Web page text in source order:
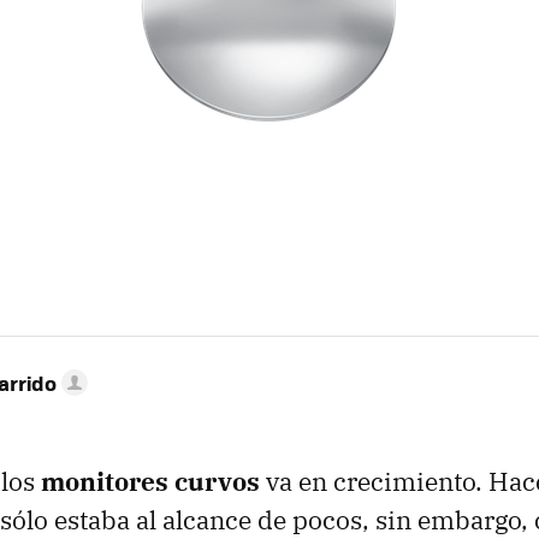
monitores curvos va en crecimiento.
estaba al alcance de pocos, sin embargo,